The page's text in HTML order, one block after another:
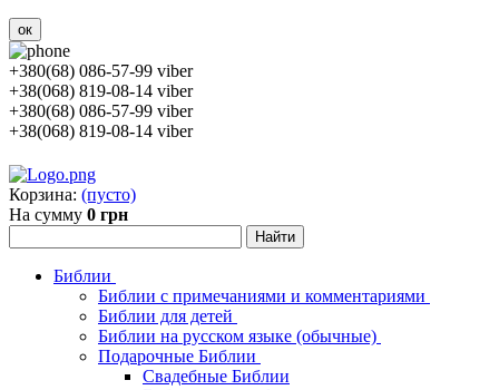
ок
+380(68) 086-57-99 viber
+38(068) 819-08-14 viber
+380(68) 086-57-99 viber
+38(068) 819-08-14 viber
Корзина: (пусто)
На сумму 0 грн
Библии
Библии с примечаниями и комментариями
Библии для детей
Библии на русском языке (обычные)
Подарочные Библии
Свадебные Библии